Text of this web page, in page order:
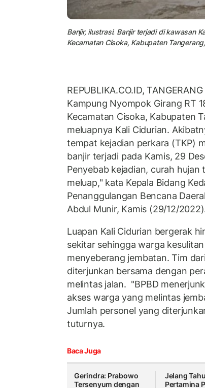
Banjir, ilustrasi. Banjir terjadi di kawasan
Kecamatan Cisoka, Kabupaten
REPUBLIKA.CO.ID,
Kampung Nyompok Girang RT
Kecamatan Cisoka, Kabupaten
meluapnya Kali Cidurian.
tempat kejadian perkara (TKP)
banjir terjadi pada Kamis, 29
Penyebab kejadian, curah
meluap," kata Kepala Bidang
Penanggulangan Bencana
Abdul Munir, Kamis (29/12/
Luapan Kali Cidurian bergerak
sekitar sehingga warga
menyeberang jembatan. Tim
diterjunkan bersama dengan
melintas jalan. "BPBD
akses warga yang melintas
Jumlah personel yang
tuturnya.
Baca Juga
Gerindra: Prabowo
Tersenyum dengan
Jelang
Pertamina